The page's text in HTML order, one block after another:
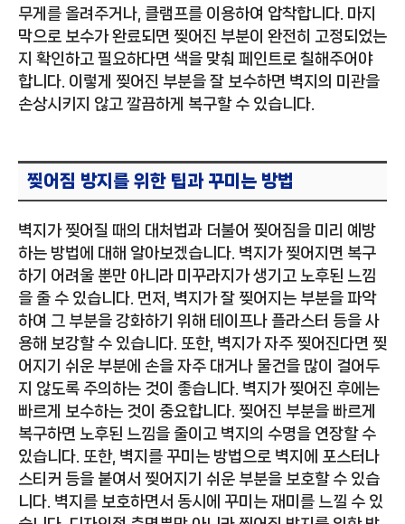
무게를 올려주거나, 클램프를 이용하여 압착합니다. 마지
막으로 보수가 완료되면 찢어진 부분이 완전히 고정되었는
지 확인하고 필요하다면 색을 맞춰 페인트로 칠해주어야
합니다. 이렇게 찢어진 부분을 잘 보수하면 벽지의 미관을
손상시키지 않고 깔끔하게 복구할 수 있습니다.
찢어짐 방지를 위한 팁과 꾸미는 방법
벽지가 찢어질 때의 대처법과 더불어 찢어짐을 미리 예방
하는 방법에 대해 알아보겠습니다. 벽지가 찢어지면 복구
하기 어려울 뿐만 아니라 미꾸라지가 생기고 노후된 느낌
을 줄 수 있습니다. 먼저, 벽지가 잘 찢어지는 부분을 파악
하여 그 부분을 강화하기 위해 테이프나 플라스터 등을 사
용해 보강할 수 있습니다. 또한, 벽지가 자주 찢어진다면 찢
어지기 쉬운 부분에 손을 자주 대거나 물건을 많이 걸어두
지 않도록 주의하는 것이 좋습니다. 벽지가 찢어진 후에는
빠르게 보수하는 것이 중요합니다. 찢어진 부분을 빠르게
복구하면 노후된 느낌을 줄이고 벽지의 수명을 연장할 수
있습니다. 또한, 벽지를 꾸미는 방법으로 벽지에 포스터나
스티커 등을 붙여서 찢어지기 쉬운 부분을 보호할 수 있습
니다. 벽지를 보호하면서 동시에 꾸미는 재미를 느낄 수 있